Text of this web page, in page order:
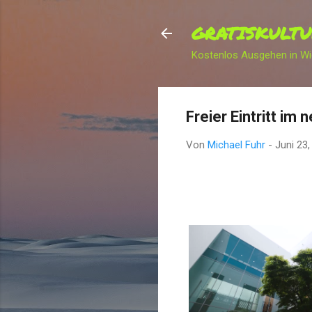
Kostenlos Ausgehen in
Freier Eintritt im
Von Michael Fuhr - Juni